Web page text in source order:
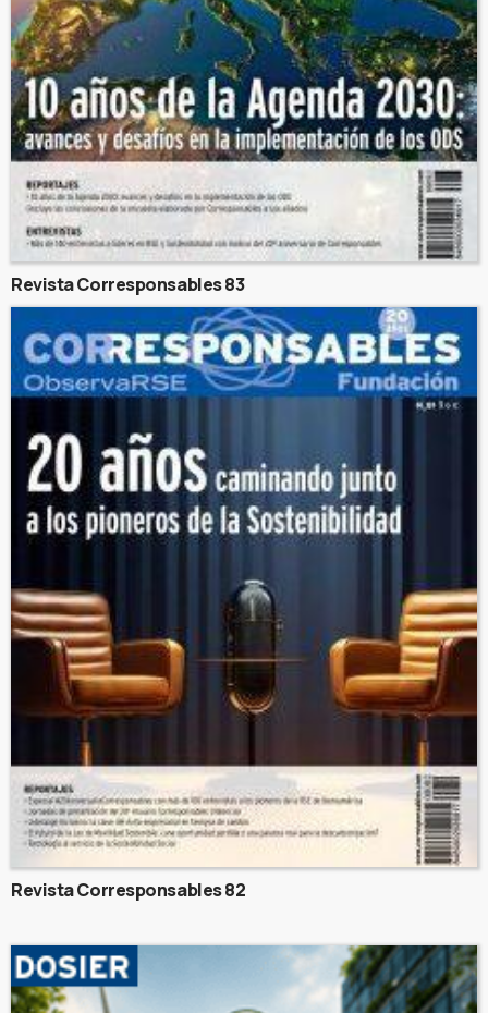
Revista Corresponsables 83
Revista Corresponsables 82